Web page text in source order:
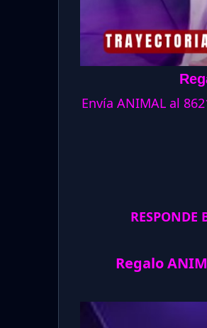
Envía ANIMAL al
RESPONDE
Regalo